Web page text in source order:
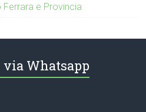
e Provincia
Whatsapp